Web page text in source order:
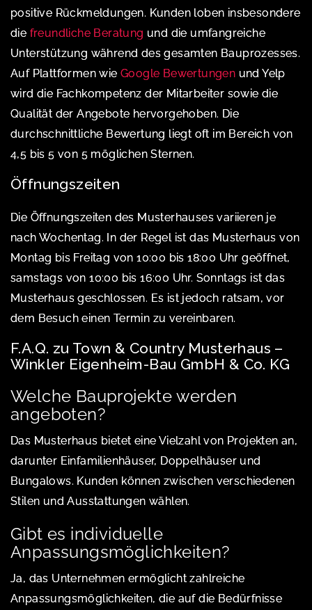
positive Rückmeldungen. Kunden loben insbesondere
die freundliche Beratung und die umfangreiche
Unterstützung während des gesamten Bauprozesses.
Auf Plattformen wieGoogle Bewertungen und Yelp
wird die Fachkompetenz der Mitarbeiter sowie die
Qualität der Angebote hervorgehoben. Die
durchschnittliche Bewertung liegt oft im Bereich von
4,5 bis 5 von 5 möglichen Sternen.
Öffnungszeiten
Die Öffnungszeiten des Musterhauses variieren je
nach Wochentag. In der Regel ist das Musterhaus von
Montag bis Freitag von 10:00 bis 18:00 Uhr geöffnet,
samstags von 10:00 bis 16:00 Uhr. Sonntags ist das
Musterhaus geschlossen. Es ist jedoch ratsam, vor
dem Besuch einen Termin zu vereinbaren.
F.A.Q. zu Town & Country Musterhaus –
Winkler Eigenheim-Bau GmbH & Co. KG
Welche Bauprojekte werden
angeboten?
Das Musterhaus bietet eine Vielzahl von Projekten an,
darunter Einfamilienhäuser, Doppelhäuser und
Bungalows. Kunden können zwischen verschiedenen
Stilen und Ausstattungen wählen.
Gibt es individuelle
Anpassungsmöglichkeiten?
Ja, das Unternehmen ermöglicht zahlreiche
Anpassungsmöglichkeiten, die auf die Bedürfnisse